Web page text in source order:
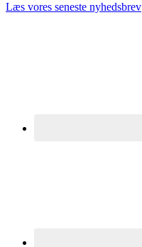
Læs vores seneste nyhedsbrev